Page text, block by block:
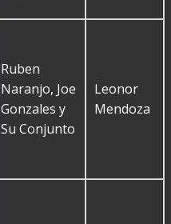
Ruben
Naranjo, Joe
Gonzales y
Su Conjunto
Leonor
Mendoza